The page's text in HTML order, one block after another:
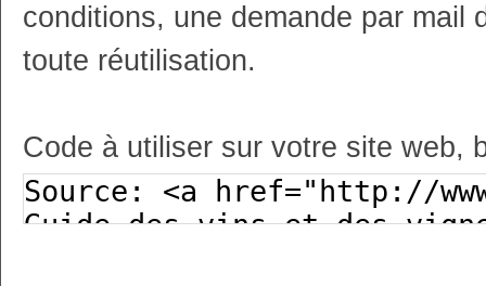
conditions, une demande par mail
toute réutilisation.
Code à utiliser sur votre site web,